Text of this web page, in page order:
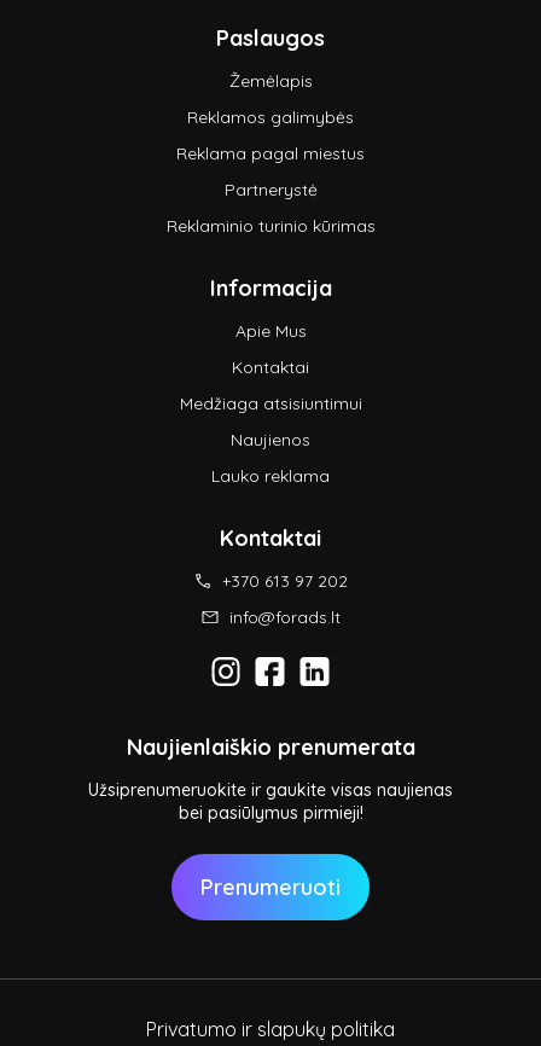
Paslaugos
Žemėlapis
Reklamos galimybės
Reklama pagal miestus
Partnerystė
Reklaminio turinio kūrimas
Informacija
Apie Mus
Kontaktai
Medžiaga atsisiuntimui
Naujienos
Lauko reklama
Kontaktai
+370 613 97 202
info@forads.lt
Naujienlaiškio prenumerata
Užsiprenumeruokite ir gaukite visas naujienas
bei pasiūlymus pirmieji!
Prenumeruoti
Privatumo ir slapukų politika